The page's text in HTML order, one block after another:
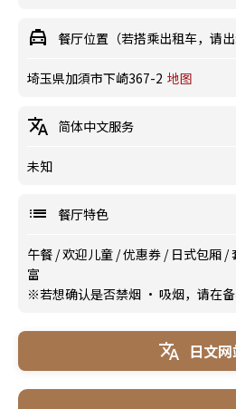
餐厅位置（若搭乘出租车，请出
埼玉県加須市下崎367-2 地图
简体中文服务
未知
餐厅特色
午餐 /欢迎儿童 /优惠券 / 日式包厢 /
富
※若想确认是否禁烟 · 吸烟，请在备
日文